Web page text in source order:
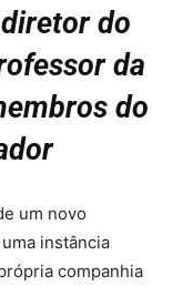
do
da
do
um novo
instância
companhia